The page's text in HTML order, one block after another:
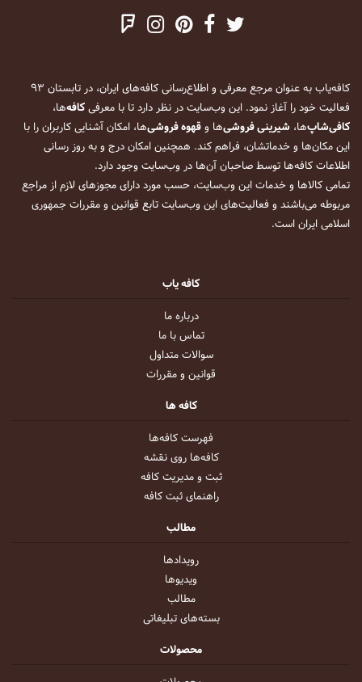
کافه‌یاب به عنوان مرجع معرفی و اطلاع‌رسانی کافه‌های ایران، در تابستان ۹۳
فعالیت خود را آغاز نمود. این وب‌سایت در نظر دارد تا با معرفیکافه‌ها،
کافی‌شاپ‌ها، شیرینی فروشی‌ها وقهوه فروشی‌ها، امکان آشنایی کاربران را با
این مکان‌ها و خدماتشان، فراهم کند. همچنین امکان درج و به روز رسانی
اطلاعات کافه‌ها توسط صاحبان آن‌ها در وب‌سایت وجود دارد.
تمامی کالاها و خدمات این وب‌سایت، حسب مورد دارای مجوزهای لازم از مراجع
مربوطه می‌باشند و فعالیت‌های این وب‌سایت تابع قوانین و مقررات جمهوری
اسلامی ایران است.
کافه یاب
درباره ما
تماس با ما
سوالات متداول
قوانین و مقررات
کافه ها
فهرست کافه‌ها
کافه‌ها روی نقشه
ثبت و مدیریت کافه
راهنمای ثبت کافه
مطالب
رویداد‌ها
ویدیو‌ها
مطالب
بسته‌های تبلیغاتی
محصولات